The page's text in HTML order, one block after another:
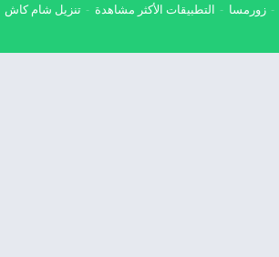
زورمسا التطبيقات الأكثر مشاهدة تنزيل شام كاش